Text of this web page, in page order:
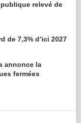
relevé de
de 7,3% d’ici 2027
annonce la
fermées